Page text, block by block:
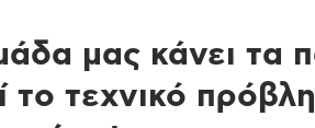
μας κάνει τα
το τεχνικό